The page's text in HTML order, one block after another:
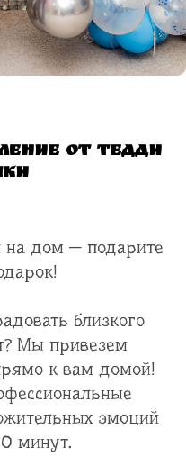
от Тедди
на дом — подарите
близкого
Мы привезем
к вам домой!
эмоций
минут.